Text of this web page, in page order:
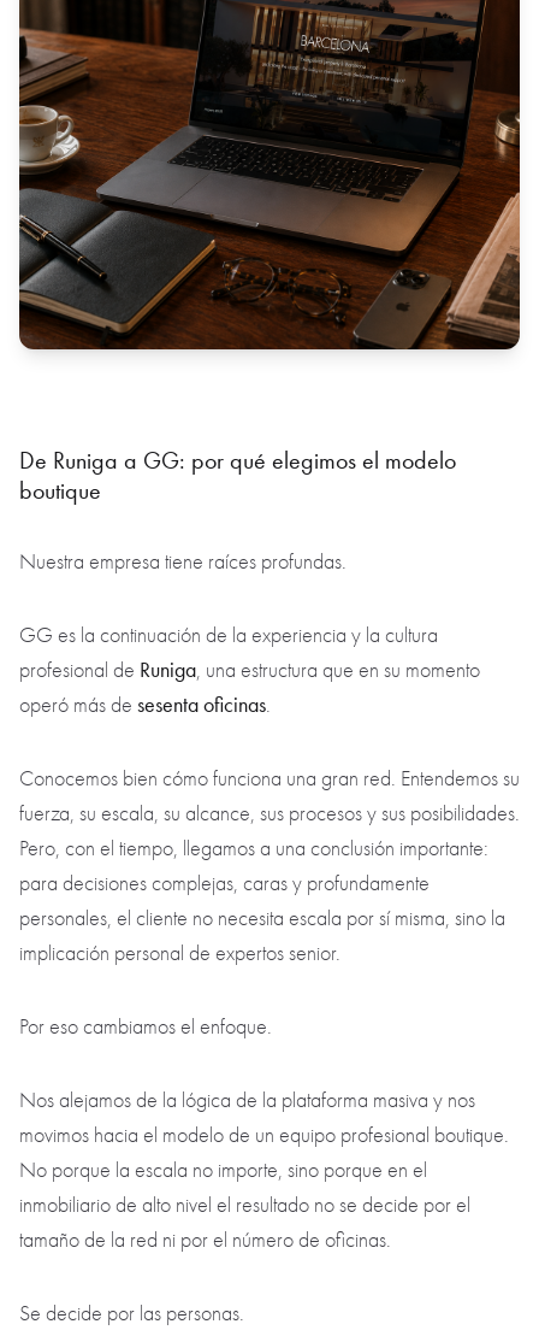
De Runiga a GG: por qué elegimos el modelo
boutique
Nuestra empresa tiene raíces profundas.
GG es la continuación de la experiencia y la cultura
profesional de Runiga, una estructura que en su momento
operó más de sesenta oficinas.
Conocemos bien cómo funciona una gran red. Entendemos su
fuerza, su escala, su alcance, sus procesos y sus posibilidades.
Pero, con el tiempo, llegamos a una conclusión importante:
para decisiones complejas, caras y profundamente
personales, el cliente no necesita escala por sí misma, sino la
implicación personal de expertos senior.
Por eso cambiamos el enfoque.
Nos alejamos de la lógica de la plataforma masiva y nos
movimos hacia el modelo de un equipo profesional boutique.
No porque la escala no importe, sino porque en el
inmobiliario de alto nivel el resultado no se decide por el
tamaño de la red ni por el número de oficinas.
Se decide por las personas.